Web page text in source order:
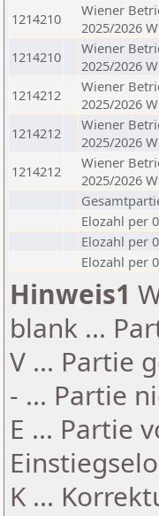
1214210
Wiener
2025/2026
1214210
Wiener
2025/2026
1214212
Wiener
2025/2026
1214212
Wiener
2025/2026
1214212
Wiener
2025/2026
Elozahl per
Elozahl per
Elozahl per
Hinweis1
blank ...
V ... Partie
- ... Partie
E ... Partie
K ...